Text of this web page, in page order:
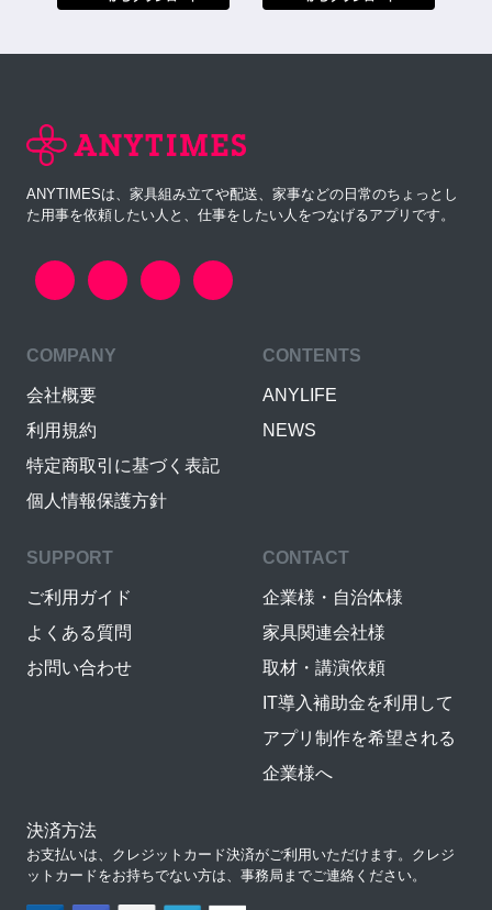
ANYTIMESは、家具組み立てや配送、家事などの日常のちょっとし
た用事を依頼したい人と、仕事をしたい人をつなげるアプリです。
COMPANY
会社概要
利用規約
特定商取引に基づく表記
個人情報保護方針
CONTENTS
ANYLIFE
NEWS
SUPPORT
ご利用ガイド
よくある質問
お問い合わせ
CONTACT
企業様・自治体様
家具関連会社様
取材・講演依頼
IT導入補助金を利用して
アプリ制作を希望される
企業様へ
決済方法
お支払いは、クレジットカード決済がご利用いただけます。クレジ
ットカードをお持ちでない方は、事務局までご連絡ください。